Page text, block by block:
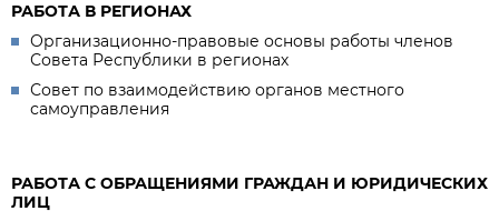
РАБОТА В РЕГИОНАХ
Организационно-правовые основы работы членов
Совета Республики в регионах
Совет по взаимодействию органов местного
самоуправления
РАБОТА С ОБРАЩЕНИЯМИ ГРАЖДАН И ЮРИДИЧЕСКИХ
ЛИЦ